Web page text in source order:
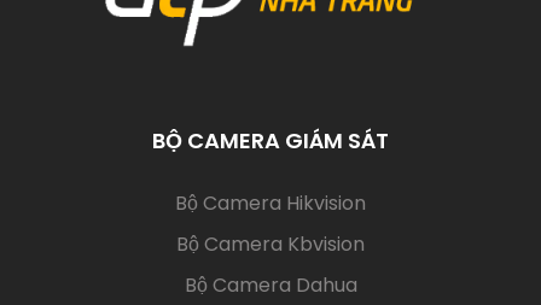
BỘ CAMERA GIÁM SÁT
Bộ Camera Hikvision
Bộ Camera Kbvision
Bộ Camera Dahua